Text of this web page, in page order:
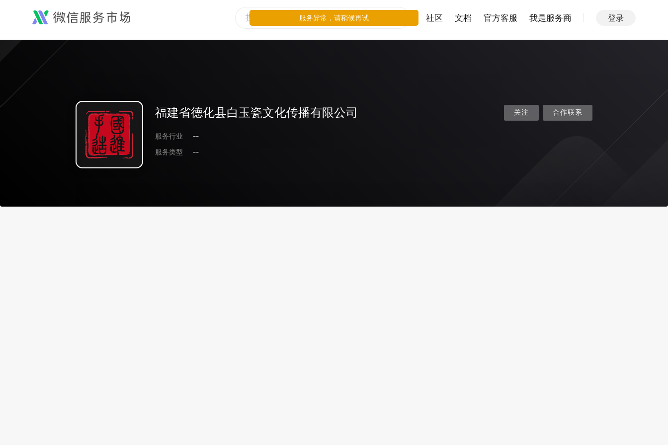
社区 文档 官方客服 我是服务商 登录
福建省德化县白玉瓷文化传播有限公司
服务行业
--
服务类型
--
关注 合作联系
服务异常，请稍候再试